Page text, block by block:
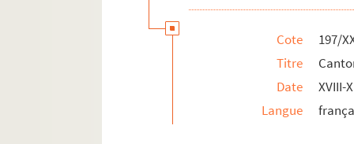
Cote
197/
Titre
Date
XVIII-
Langue